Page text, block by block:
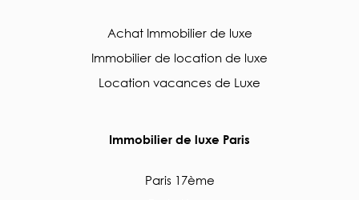
Achat Immobilier de luxe
Immobilier de location de luxe
Location vacances de Luxe
Immobilier de luxe Paris
Paris 17ème